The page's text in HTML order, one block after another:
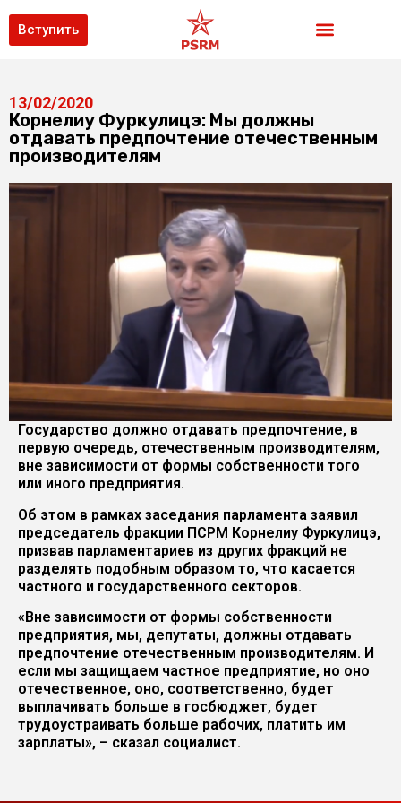
Вступить
13/02/2020
Корнелиу Фуркулицэ: Мы должны
отдавать предпочтение отечественным
производителям
Государство должно отдавать предпочтение, в
первую очередь, отечественным производителям,
вне зависимости от формы собственности того
или иного предприятия.
Об этом в рамках заседания парламента заявил
председатель фракции ПСРМ Корнелиу Фуркулицэ,
призвав парламентариев из других фракций не
разделять подобным образом то, что касается
частного и государственного секторов.
«Вне зависимости от формы собственности
предприятия, мы, депутаты, должны отдавать
предпочтение отечественным производителям. И
если мы защищаем частное предприятие, но оно
отечественное, оно, соответственно, будет
выплачивать больше в госбюджет, будет
трудоустраивать больше рабочих, платить им
зарплаты», – сказал социалист.